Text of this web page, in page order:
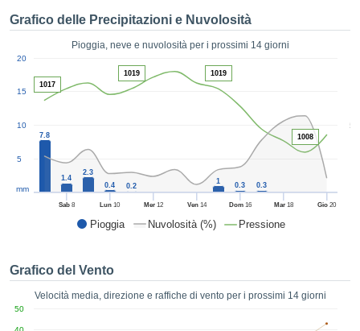
o
simili,
di
per
senza
clic sul
CONTINUA
IMPOSTAZIONI
Grafico delle Precipitazioni e Nuvolosità
Pioggia, neve e nuvolosità per i prossimi 14 giorni
Pioggia Nuvolosità (%) Pressione
50
Sab8 Lun 10 Mer12 Ven14 Dom16 Mar18 Gio 20
5
10
15
20
mm
7.8
1.4
2.3
0.4
0.2
1 0.3 0.3
1017
1019 1019
1008
Grafico del Vento
Velocità media, direzione e raffiche di vento per i prossimi 14 giorni
50